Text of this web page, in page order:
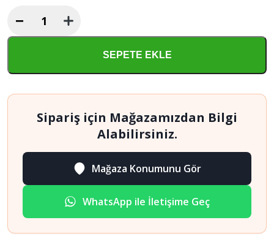
Bohem
Çalışma
adet
−
SEPETE EKLE
Sipariş için Mağazamızdan Bilgi
Alabilirsiniz.
Mağaza Konumunu Gör
WhatsApp ile İletişime Geç